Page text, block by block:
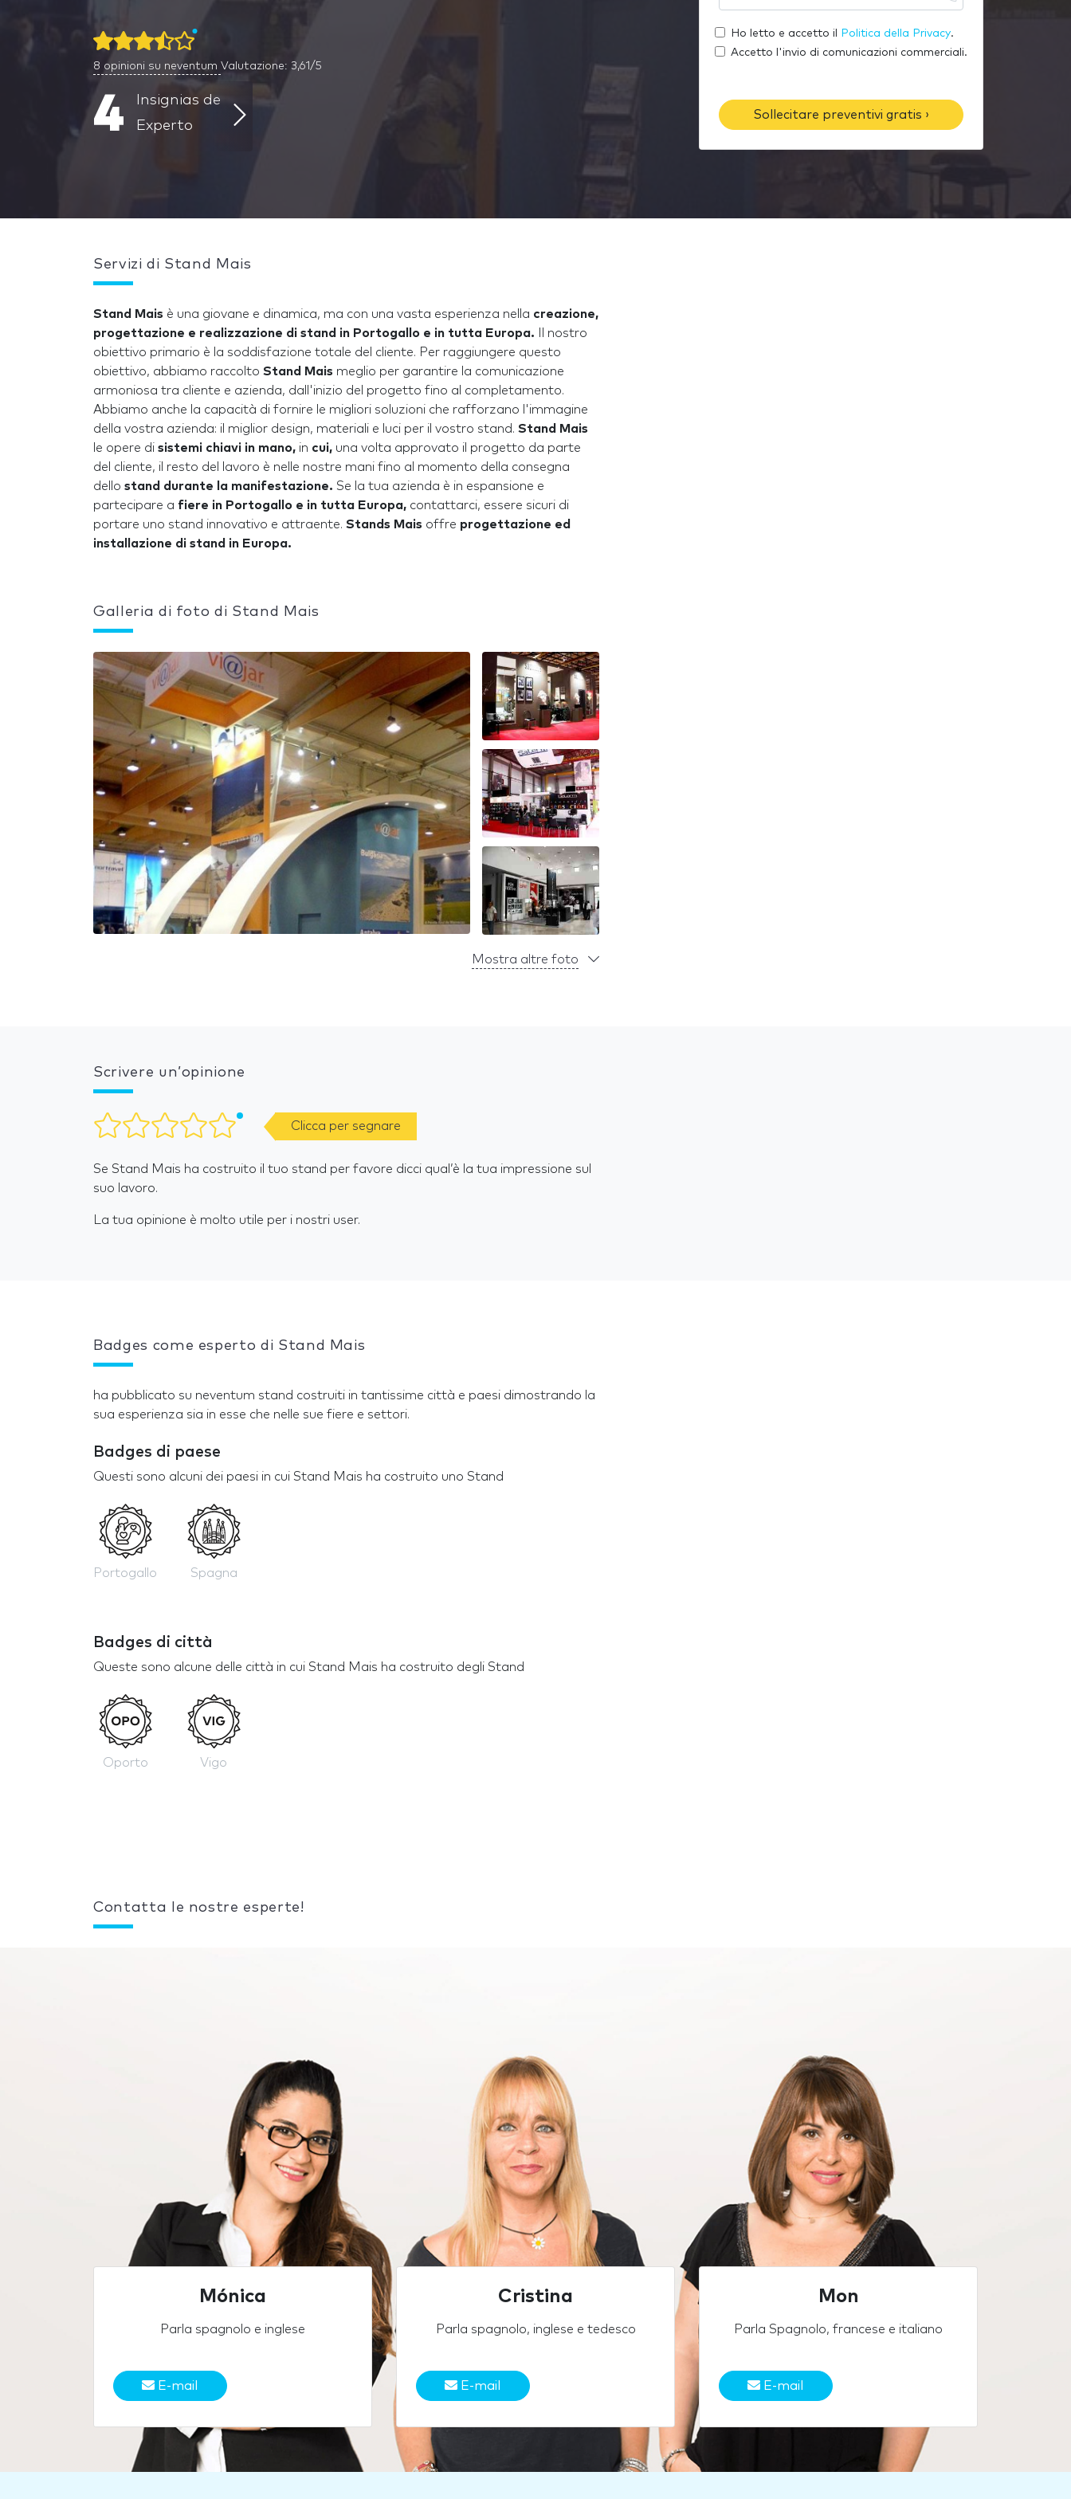
8 opinioni su neventum Valutazione: 3,61/5
4
Insignias de
Experto
m
e
e
-
i
l
t
u
e
l
o
Ho letto e accetto il Politica della Privacy.
Accetto l'invio di comunicazioni commerciali.
Sollecitare preventivi gratis ›
Servizi di Stand Mais
Stand Mais è una giovane e dinamica, ma con una vasta esperienza nella creazione,
progettazione e realizzazione di stand in Portogallo e in tutta Europa. Il nostro
obiettivo primario è la soddisfazione totale del cliente. Per raggiungere questo
obiettivo, abbiamo raccolto Stand Mais meglio per garantire la comunicazione
armoniosa tra cliente e azienda, dall'inizio del progetto fino al completamento.
Abbiamo anche la capacità di fornire le migliori soluzioni che rafforzano l'immagine
della vostra azienda: il miglior design, materiali e luci per il vostro stand. Stand Mais
le opere di sistemi chiavi in mano, in cui, una volta approvato il progetto da parte
del cliente, il resto del lavoro è nelle nostre mani fino al momento della consegna
dello stand durante la manifestazione. Se la tua azienda è in espansione e
partecipare a fiere in Portogallo e in tutta Europa, contattarci, essere sicuri di
portare uno stand innovativo e attraente. Stands Mais offre progettazione ed
installazione di stand in Europa.
Galleria di foto di Stand Mais
Mostra altre foto
Scrivere un’opinione
Clicca per segnare
Se Stand Mais ha costruito il tuo stand per favore dicci qual’è la tua impressione sul
suo lavoro.
La tua opinione è molto utile per i nostri user.
Badges come esperto di Stand Mais
ha pubblicato su neventum stand costruiti in tantissime città e paesi dimostrando la
sua esperienza sia in esse che nelle sue fiere e settori.
Badges di paese
Questi sono alcuni dei paesi in cui Stand Mais ha costruito uno Stand
Portogallo Spagna
Badges di città
Queste sono alcune delle città in cui Stand Mais ha costruito degli Stand
Oporto Vigo
Contatta le nostre esperte!
Mónica
Parla spagnolo e inglese
E-mail
Cristina
Parla spagnolo, inglese e tedesco
E-mail
Mon
Parla Spagnolo, francese e italiano
E-mail